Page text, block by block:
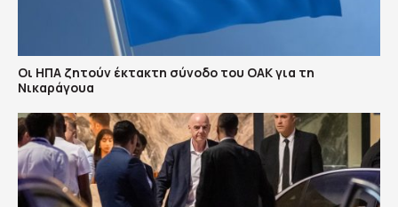
Οι ΗΠΑ ζητούν έκτακτη σύνοδο του ΟΑΚ για τη
Νικαράγουα